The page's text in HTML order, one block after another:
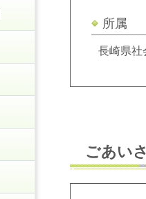
所属
長崎県社
ごあい